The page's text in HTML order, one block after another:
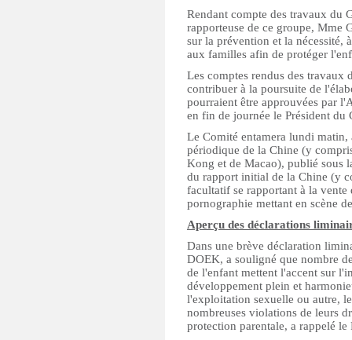
Rendant compte des travaux du
rapporteuse de ce groupe, Mme
sur la prévention et la nécessité,
aux familles afin de protéger
Les comptes rendus des travaux
contribuer à la poursuite de
pourraient être approuvées par
en fin de journée le Président du
Le Comité entamera lundi
périodique de la Chine (y
Kong et de Macao), publié sous
du rapport initial de la Chine (y
facultatif se rapportant à la
pornographie mettant en scène
Aperçu des déclarations
Dans une brève déclaration
DOEK, a souligné que nombre
de l'enfant mettent l'accent sur
développement plein et
l'exploitation sexuelle ou autre,
nombreuses violations de leurs
protection parentale, a rappelé le